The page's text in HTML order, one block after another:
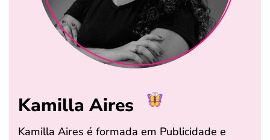
Kamilla Aires
Kamilla Aires é formada em Publicidade e